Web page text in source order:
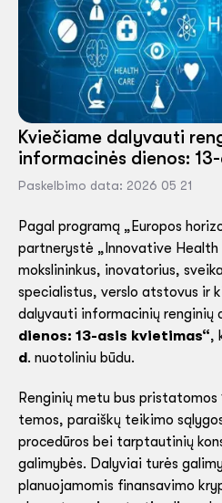
Kviečiame dalyvauti
informacinės dienos:
Paskelbimo data: 2026 05 21
Pagal programą „Europos
partnerystė „Innovative
mokslininkus, inovatorius,
specialistus, verslo atstovus ir
dalyvauti informacinių renginių
dienos: 13-asis kvietimas“,
d. nuotoliniu būdu.
Renginių metu bus
temos, paraiškų teikimo
procedūros bei tarptautinių
galimybės. Dalyviai turės
planuojamomis finansavimo